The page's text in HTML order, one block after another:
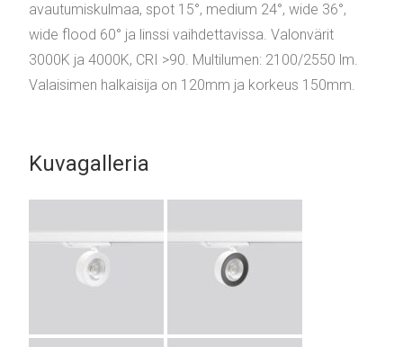
avautumiskulmaa, spot 15°, medium 24°, wide 36°,
wide flood 60° ja linssi vaihdettavissa. Valonvärit
3000K ja 4000K, CRI >90. Multilumen: 2100/2550 lm.
Valaisimen halkaisija on 120mm ja korkeus 150mm.
Kuvagalleria